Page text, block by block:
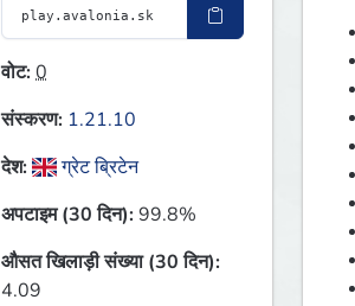
वोट:0
संस्करण: 1.21.10
देश:
ग्रेट ब्रिटेन
अपटाइम (30 दिन):99.8%
औसत खिलाड़ी संख्या (30 दिन):
4.09